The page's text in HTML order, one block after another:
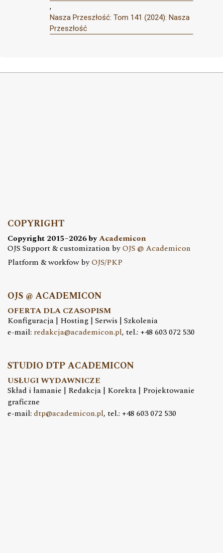
,
Nasza Przeszłość: Tom 141 (2024): Nasza
Przeszłość
COPYRIGHT
Copyright 2015–2026 byAcademicon
OJS Support & customization byOJS @ Academicon
Platform & workfow byOJS/PKP
OJS @ ACADEMICON
OFERTA DLA CZASOPISM
Konfiguracja | Hosting | Serwis | Szkolenia
e-mail: redakcja@academicon.pl, tel.: +48 603 072 530
STUDIO DTP ACADEMICON
USŁUGI WYDAWNICZE
Skład i łamanie | Redakcja | Korekta | Projektowanie
graficzne
e-mail: dtp@academicon.pl, tel.: +48 603 072 530